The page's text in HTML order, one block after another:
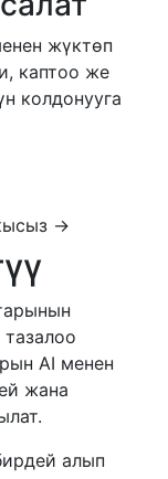
жүктөп
каптоо же
колдонууга
→
AI менен
жана
алып